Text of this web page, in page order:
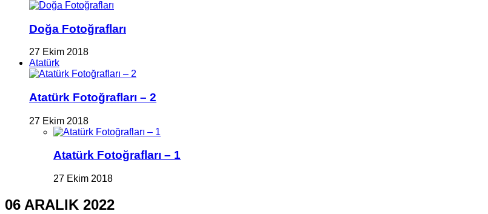
Doğa Fotoğrafları
27 Ekim 2018
Atatürk
Atatürk Fotoğrafları – 2
27 Ekim 2018
Atatürk Fotoğrafları – 1
27 Ekim 2018
06 ARALIK 2022